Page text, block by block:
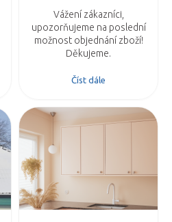
Vážení zákazníci,
upozorňujeme na poslední
možnost objednání zboží!
Děkujeme.
Číst dále